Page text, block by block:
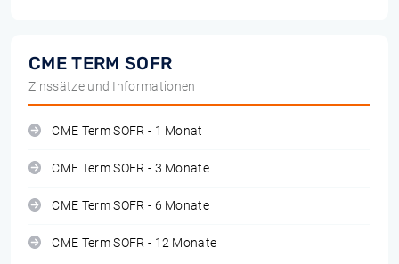
CME TERM SOFR
Zinssätze und Informationen
CME Term SOFR - 1 Monat
CME Term SOFR - 3 Monate
CME Term SOFR - 6 Monate
CME Term SOFR - 12 Monate